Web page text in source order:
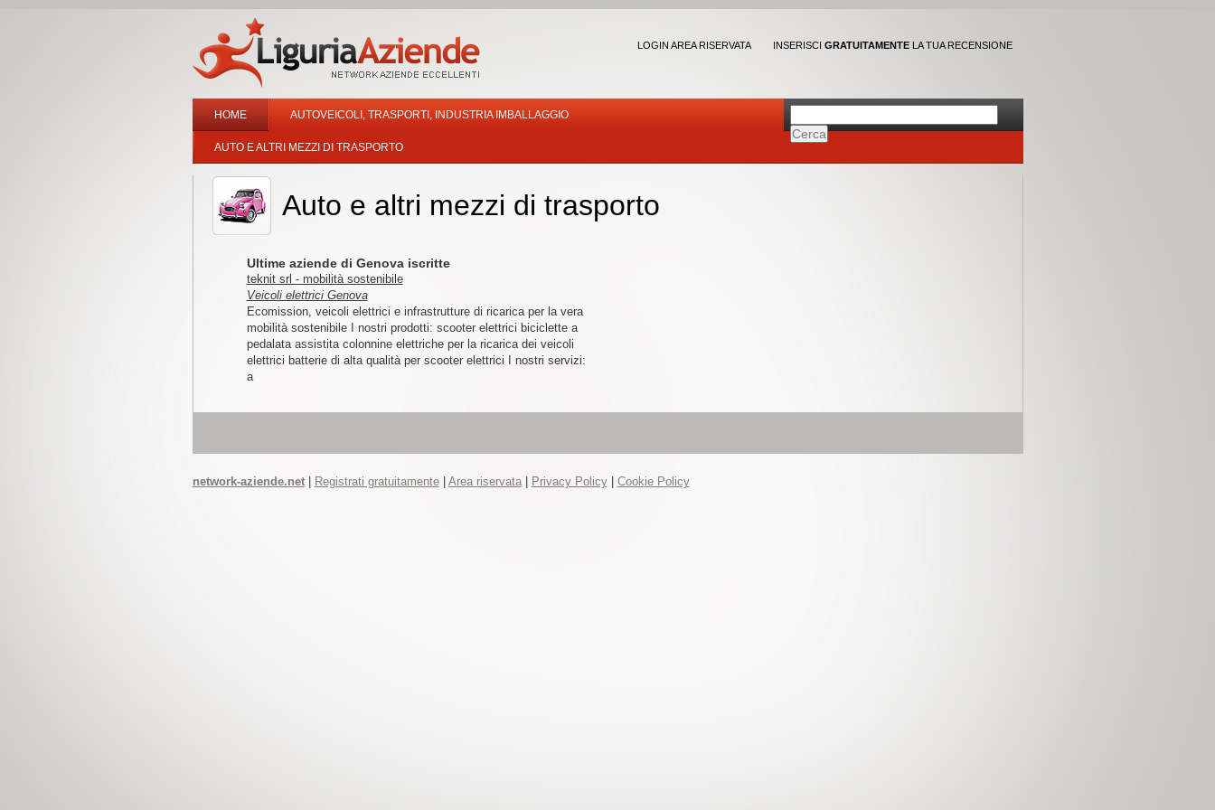
LOGIN AREA RISERVATA INSERISCI GRATUITAMENTELA TUA RECENSIONE
HOME AUTOVEICOLI, TRASPORTI, INDUSTRIA IMBALLAGGIO
AUTO E ALTRI MEZZI DI TRASPORTO
Auto e altri mezzi di trasporto
Ultime aziende di Genova iscritte
teknit srl - mobilità sostenibile
Veicoli elettrici Genova
Ecomission, veicoli elettrici e infrastrutture di ricarica per la vera
mobilità sostenibile I nostri prodotti: scooter elettrici biciclette a
pedalata assistita colonnine elettriche per la ricarica dei veicoli
elettrici batterie di alta qualità per scooter elettrici I nostri servizi:
a
network-aziende.net| Registrati gratuitamente| Area riservata| Privacy Policy| Cookie Policy